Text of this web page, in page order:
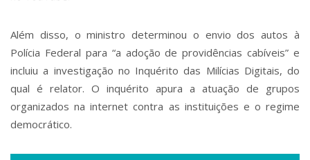
Além disso, o ministro determinou o envio dos autos à
Polícia Federal para “a adoção de providências cabíveis” e
incluiu a investigação no Inquérito das Milícias Digitais, do
qual é relator. O inquérito apura a atuação de grupos
organizados na internet contra as instituições e o regime
democrático.